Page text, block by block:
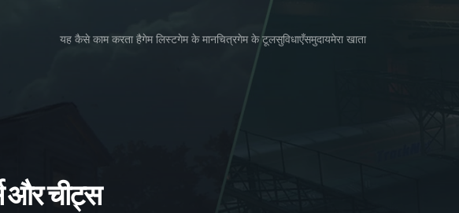
यह कैसे काम करता हैगेम लिस्टगेम के मानचित्रगेम के टूलसुविधाएँसमुदायमेरा खाता
और चीट्स